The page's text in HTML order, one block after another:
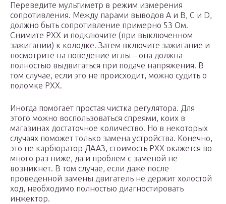
Переведите мультиметр в режим измерения
сопротивления. Между парами выводов А и В, С и D,
должно быть сопротивление примерно 53 Ом.
Снимите РХХ и подключите (при выключенном
зажигании) к колодке. Затем включите зажигание и
посмотрите на поведение иглы – она должна
полностью выдвигаться при подаче напряжения. В
том случае, если это не происходит, можно судить о
поломке РХХ.
Иногда помогает простая чистка регулятора. Для
этого можно воспользоваться спреями, коих в
магазинах достаточное количество. Но в некоторых
случаях поможет только замена устройства. Конечно,
это не карбюратор ДААЗ, стоимость РХХ окажется во
много раз ниже, да и проблем с заменой не
возникнет. В том случае, если даже после
проведенной замены двигатель не держит холостой
ход, необходимо полностью диагностировать
инжектор.